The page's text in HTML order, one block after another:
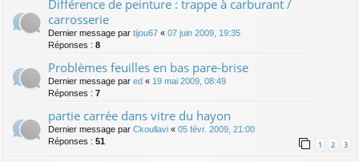
Différence de peinture : trappe à carburant /
carrosserie
Dernier message par tijou67 « 07 juin 2009, 19:35
Réponses : 8
Problèmes feuilles en bas pare-brise
Dernier message par ed « 19 mai 2009, 08:49
Réponses : 7
partie carrée dans vitre du hayon
Dernier message par Ckoullavi « 05 févr. 2009, 21:00
Réponses : 51 1 2 3